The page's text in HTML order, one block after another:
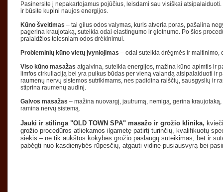
Pasinersite į nepakartojamus pojūčius, leisdami sau visiškai
ir būsite kupini naujos energijos.
Kūno šveitimas – tai gilus odos valymas, kuris atveria poras, pašalina
pagerina kraujotaką, suteikia odai elastingumo ir glotnumo. Po šios
pralaidžios tolesniam odos drėkinimui.
Probleminių kūno vietų įvyniojimas – odai suteikia drėgmės ir maitinimo,
Viso kūno masažas atgaivina, suteikia energijos, mažina kūno apimtis ir
limfos cirkuliaciją bei yra puikus būdas per vieną valandą atsipalaiduoti ir
raumenų nervų sistemos sutrikimams, nes padidina raiščių, sausgyslių ir
stiprina raumenų audinį.
Galvos masažas – mažina nuovargį, jautrumą, nemigą, gerina
ramina nervų sistemą.
Jauki ir stilinga "OLD TOWN SPA" masažo ir grožio klinika,
grožio procedūros atliekamos ilgametę patirtį turinčių, kvalifikuotų
siekis – ne tik aukštos kokybės grožio paslaugų suteikimas, bet ir
pabėgti nuo kasdienybės rūpesčių, atgauti vidinę pusiausvyrą bei